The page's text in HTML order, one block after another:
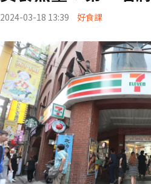
2024-03-18 13:39 好食課